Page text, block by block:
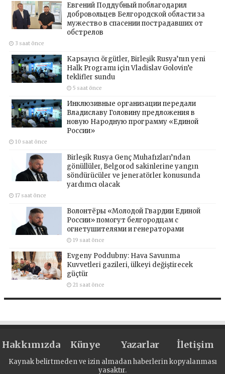
Евгений Поддубный поблагодарил
добровольцев Белгородской области за
мужество в спасении пострадавших от
обстрелов
3 saat önce
Kapsayıcı örgütler, Birleşik Rusya’nın yeni
Halk Programı için Vladislav Golovin’e
teklifler sundu
5 saat önce
Инклюзивные организации передали
Владиславу Головину предложения в
новую Народную программу «Единой
России»
10 saat önce
Birleşik Rusya Genç Muhafızları’ndan
gönüllüler, Belgorod sakinlerine yangın
söndürücüler ve jeneratörler konusunda
yardımcı olacak
17 saat önce
Волонтёры «Молодой Гвардии Единой
России» помогут белгородцам с
огнетушителями и генераторами
19 saat önce
Evgeny Poddubny: Hava Savunma
Kuvvetleri gazileri, ülkeyi değiştirecek
güçtür
21 saat önce
Hakkımızda Künye Yazarlar İletişim
Kaynak belirtmeden ve izin almadan haberlerin kopyalanması
yasaktır.